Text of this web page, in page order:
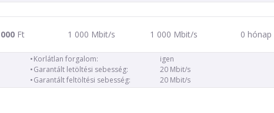
Ft 1 000 Mbit/s 1 000 Mbit/s 0 hónap
Korlátlan forgalom:
igen
Garantált letöltési sebesség:
20 Mbit/s
Garantált feltöltési sebesség:
20 Mbit/s